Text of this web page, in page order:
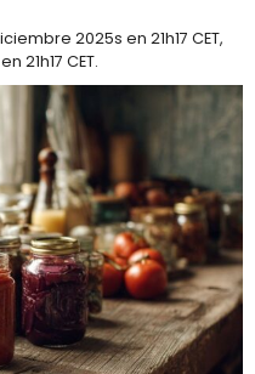
2025s en 21h17 CET,
21h17 CET.